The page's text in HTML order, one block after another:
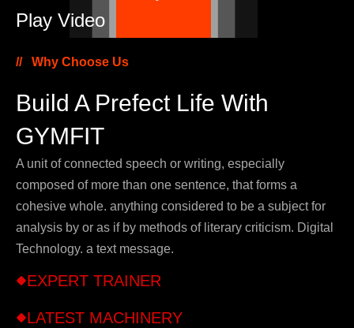
Play Video
Why Choose Us
Build A Prefect Life With
GYMFIT
A unit of connected speech or writing, especially
composed of more than one sentence, that forms a
cohesive whole. anything considered to be a subject for
analysis by or as if by methods of literary criticism. Digital
Technology. a text message.
EXPERT TRAINER
LATEST MACHINERY